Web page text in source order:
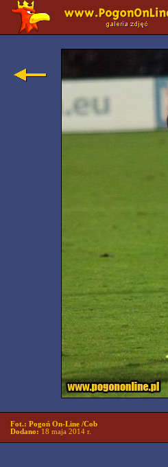
Fot.: Pogoń On-Line /Cob
Dodano: 18 maja 2014 r.